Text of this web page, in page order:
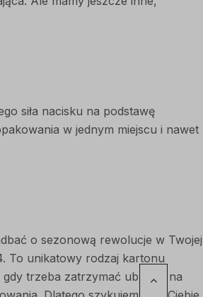
siła nacisku na podstawę
w jednym miejscu i nawet
o sezonową rewolucje w Twojej
To unikatowy rodzaj kartonu
trzeba zatrzymać ubrania na